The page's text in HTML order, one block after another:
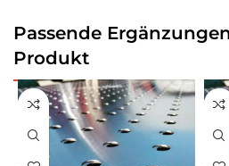
Passende
Produkt